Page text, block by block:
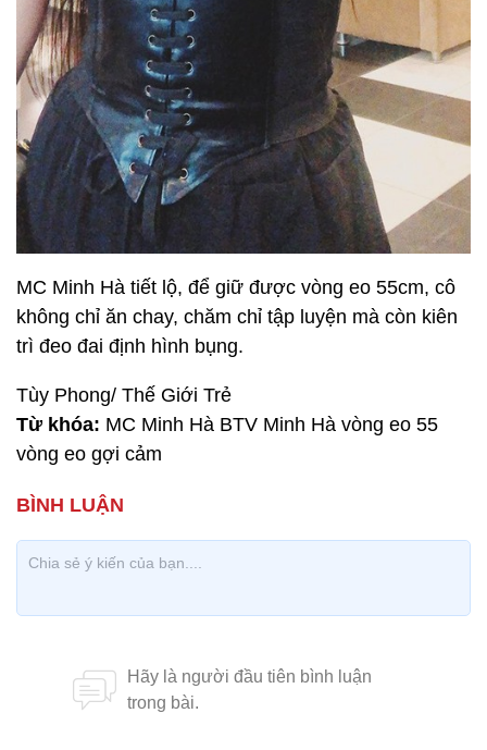
MC Minh Hà tiết lộ, để giữ được vòng eo 55cm, cô
không chỉ ăn chay, chăm chỉ tập luyện mà còn kiên
trì đeo đai định hình bụng.
Tùy Phong/ Thế Giới Trẻ
Từ khóa: MC Minh Hà BTV Minh Hà vòng eo 55
vòng eo gợi cảm